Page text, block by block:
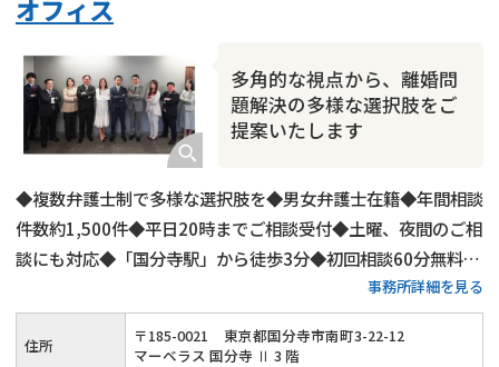
多角的な視点から、離婚問
題解決の多様な選択肢をご
提案いたします
オフィス
◆複数弁護士制で多様な選択肢を◆男女弁護士在籍◆年間相談
件数約1,500件◆平日20時までご相談受付◆土曜、夜間のご相
談にも対応◆「国分寺駅」から徒歩3分◆初回相談60分無料◆
弁護士費用の分割払いも可◆養育費・財産分与・慰謝料請求に
強み◆代理交渉もご対応可
事務所詳細を見る
住所 〒185-0021
東京都国分寺市南町3-22-12
マーベラス 国分寺 Ⅱ 3 階